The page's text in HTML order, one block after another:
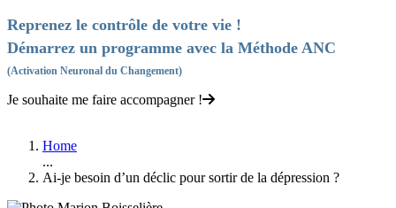
Reprenez le contrôle de votre vie !
Démarrez un programme avec la Méthode ANC
(Activation Neuronal du Changement)
Je souhaite me faire accompagner !
Home
...
Ai-je besoin d’un déclic pour sortir de la dépression ?